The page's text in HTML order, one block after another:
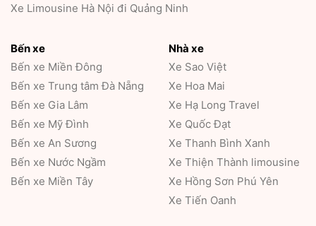
Xe Limousine Hà Nội đi Quảng Ninh
Bến xe
Bến xe Miền Đông
Bến xe Trung tâm Đà Nẵng
Bến xe Gia Lâm
Bến xe Mỹ Đình
Bến xe An Sương
Bến xe Nước Ngầm
Bến xe Miền Tây
Nhà xe
Xe Sao Việt
Xe Hoa Mai
Xe Hạ Long Travel
Xe Quốc Đạt
Xe Thanh Bình Xanh
Xe Thiện Thành limousine
Xe Hồng Sơn Phú Yên
Xe Tiến Oanh